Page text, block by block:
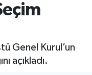
Genel Kurul’un
açıkladı.